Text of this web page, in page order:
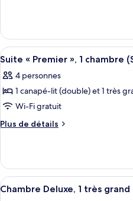
chambre :
Suite
Exécutive,
chambre
le
type
de
Suite
Exécutive,
chambre
Afficher
toutes
les
photos
pour
ce
chambre :
Suite
«
6
Suite « Premier », 1 chambre
4 personnes
1 canapé-lit (double) et 1 très
Wi-Fi gratuit
Plus de détails
Plus
le
type
de
Afficher
toutes
7
Chambre Deluxe, 1 très grand